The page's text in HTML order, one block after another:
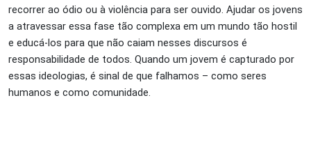
recorrer ao ódio ou à violência para ser ouvido. Ajudar os jovens
a atravessar essa fase tão complexa em um mundo tão hostil
e educá-los para que não caiam nesses discursos é
responsabilidade de todos. Quando um jovem é capturado por
essas ideologias, é sinal de que falhamos – como seres
humanos e como comunidade.